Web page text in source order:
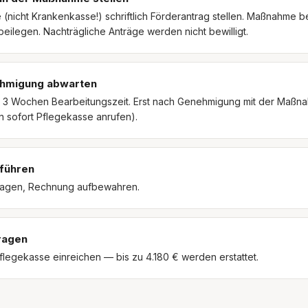
Krankenkasse!) schriftlich Förderantrag stellen. Maßnahme
Nachträgliche Anträge werden nicht bewilligt.
abwarten
Wochen Bearbeitungszeit. Erst nach Genehmigung mit der
sofort Pflegekasse anrufen).
Rechnung aufbewahren.
einreichen — bis zu 4.180 € werden erstattet.